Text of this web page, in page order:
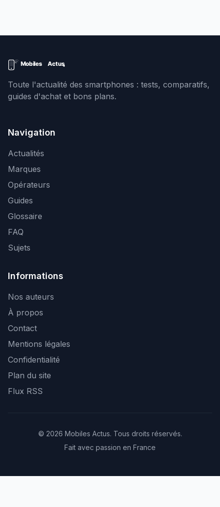
Toute l'actualité des smartphones : tests, comparatifs,
guides d'achat et bons plans.
Navigation
Actualités
Marques
Opérateurs
Guides
Glossaire
FAQ
Sujets
Informations
Nos auteurs
À propos
Contact
Mentions légales
Confidentialité
Plan du site
Flux RSS
© 2026 Mobiles Actus. Tous droits réservés.
Fait avec passion en France